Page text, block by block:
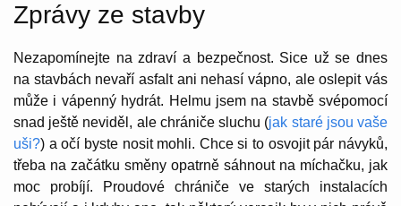
Zprávy ze stavby
Nezapomínejte na zdraví a bezpečnost. Sice už se dnes
na stavbách nevaří asfalt ani nehasí vápno, ale oslepit vás
může i vápenný hydrát. Helmu jsem na stavbě svépomocí
snad ještě neviděl, ale chrániče sluchu (jak staré jsou vaše
uši?) a očí byste nosit mohli. Chce si to osvojit pár návyků,
třeba na začátku směny opatrně sáhnout na míchačku, jak
moc probíjí. Proudové chrániče ve starých instalacích